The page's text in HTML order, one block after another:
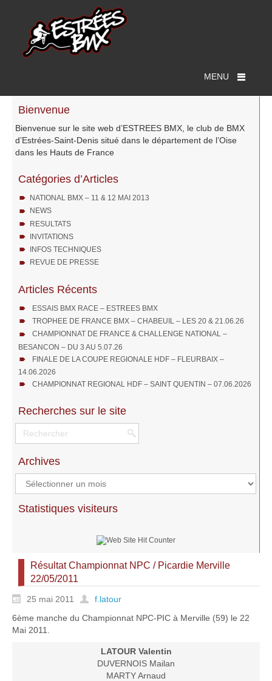
MENU
Bienvenue
Bienvenue sur le site web d’ESTREES BMX, le club de BMX
d’Estrées-Saint-Denis situé dans le département de l’Oise
dans les Hauts de France
Catégories d’Articles
NATIONAL BMX – 11 & 12 MAI 2013
NEWS
RESULTATS
INVITATIONS
INFOS TECHNIQUES
REVUE DE PRESSE
Articles Récents
ESSAIS BMX RACE – ESTREES BMX
TROPHEE DE FRANCE BMX – CHABEUIL – LES 20 & 21.06.26
CHAMPIONNAT DE FRANCE & CHALLENGE NATIONAL –
BESANCON – DU 3 AU 5.07.26
FINALE DE LA COUPE REGIONALE HDF – FLEURBAIX –
14.06.2026
CHAMPIONNAT REGIONAL HDF – SAINT QUENTIN – 07.06.2026
Recherches sur le site
Archives
Archives
Statistiques visiteurs
Résultat Championnat NPC / Picardie Merville
22/05/2011
25 mai 2011
f.latour
6ème manche du Championnat NPC-PIC à Merville (59) le 22
Mai 2011.
LATOUR Valentin
DUVERNOIS Mailan
MARTY Arnaud